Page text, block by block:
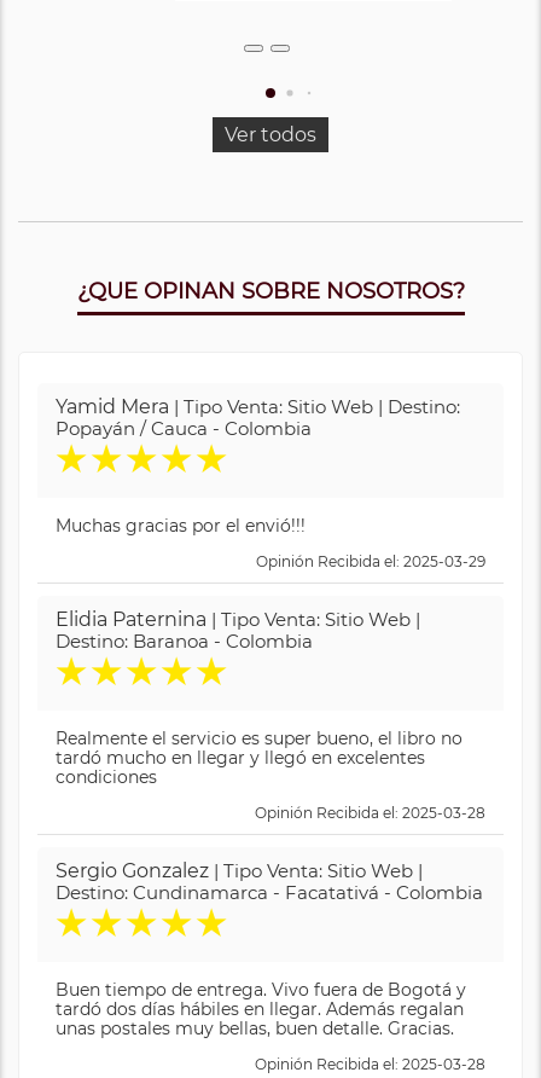
Ver todos
¿QUE OPINAN SOBRE NOSOTROS?
Yamid Mera | Tipo Venta: Sitio Web | Destino:
Popayán / Cauca - Colombia
★★★★★
Muchas gracias por el envió!!!
Opinión Recibida el: 2025-03-29
Elidia Paternina | Tipo Venta: Sitio Web |
Destino: Baranoa - Colombia
★★★★★
Realmente el servicio es super bueno, el libro no
tardó mucho en llegar y llegó en excelentes
condiciones
Opinión Recibida el: 2025-03-28
Sergio Gonzalez | Tipo Venta: Sitio Web |
Destino: Cundinamarca - Facatativá - Colombia
★★★★★
Buen tiempo de entrega. Vivo fuera de Bogotá y
tardó dos días hábiles en llegar. Además regalan
unas postales muy bellas, buen detalle. Gracias.
Opinión Recibida el: 2025-03-28